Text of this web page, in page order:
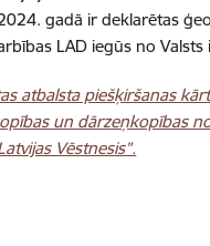
gadā ir deklarētas
LAD iegūs no
atbalsta piešķiršanas
un dārzeņkopības
Vēstnesis”.